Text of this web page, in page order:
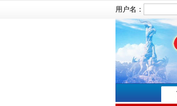
用户名：
文章搜索：